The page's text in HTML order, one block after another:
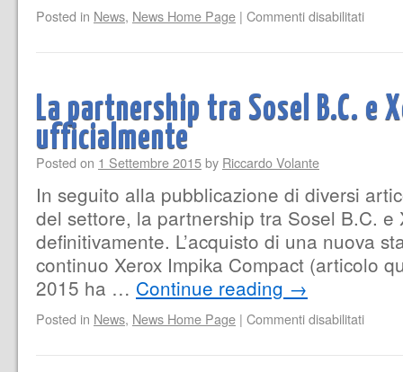
Posted in News, News Home Page | Commenti disabilitati
La partnership tra Sosel B.C. e
ufficialmente
Posted on 1 Settembre 2015by Riccardo Volante
In seguito alla pubblicazione di diversi
del settore, la partnership tra Sosel B.C. e
definitivamente. L’acquisto di una nuova
continuo Xerox Impika Compact (articolo
2015 ha … Continue reading →
Posted in News, News Home Page | Commenti disabilitati